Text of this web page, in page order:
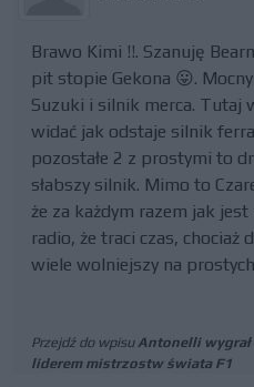
Brawo Kimi !!. Szanuję
pit stopie Gekona 😛.
Suzuki i silnik merca. Tutaj
widać jak odstaje silnik
pozostałe 2 z prostymi to
słabszy silnik. Mimo to
że za każdym razem jak
radio, że traci czas, chociaż
wiele wolniejszy na
Przejdź do wpisuAntonelli wygrał
liderem mistrzostw świata F1